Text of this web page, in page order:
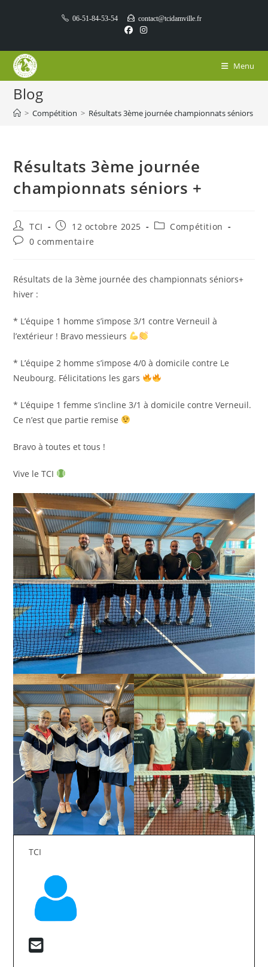
06-51-84-53-54 contact@tcidamville.fr
Menu
Blog
> Compétition > Résultats 3ème journée championnats séniors +
Résultats 3ème journée
championnats séniors +
Auteur/autrice
de
la
TCI
Publication
publiée :
12 octobre 2025
PostCompétition
Commentaires
publication :
0 commentaire
Résultats de la 3ème journée des championnats séniors+
hiver :
* L’équipe 1 homme s’impose 3/1 contre Verneuil à
l’extérieur ! Bravo messieurs
* L’équipe 2 homme s’impose 4/0 à domicile contre Le
Neubourg. Félicitations les gars
* L’équipe 1 femme s’incline 3/1 à domicile contre Verneuil.
Ce n’est que partie remise
Bravo à toutes et tous !
Vive le TCI
TCI